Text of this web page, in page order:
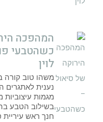
המהפכה
כשהטבעי
לוין
משהו טוב קורה
מגמות
בשילוב הטבע
חנך ראש עיריית